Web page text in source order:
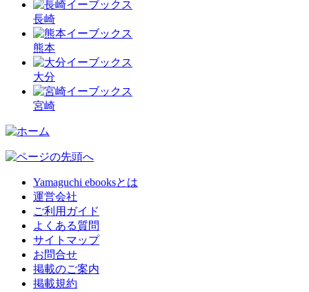
長崎
熊本
大分
宮崎
Yamaguchi ebooksとは
運営会社
ご利用ガイド
よくある質問
サイトマップ
お問合せ
掲載のご案内
掲載規約